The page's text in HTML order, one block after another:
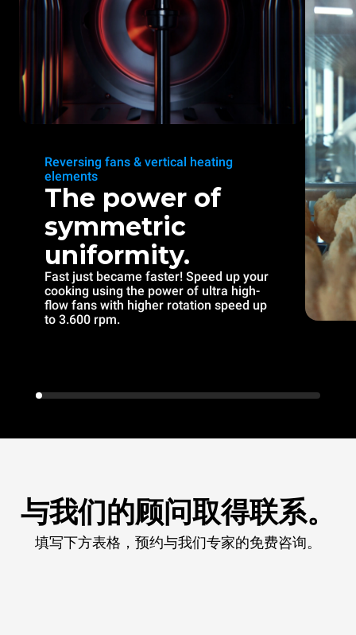
Reversing fans & vertical heating
elements
The power of
symmetric
uniformity.
Fast just became faster! Speed up your
cooking using the power of ultra high-
flow fans with higher rotation speed up
to 3.600 rpm.
与我们的顾问取得联系。
填写下方表格，预约与我们专家的免费咨询。